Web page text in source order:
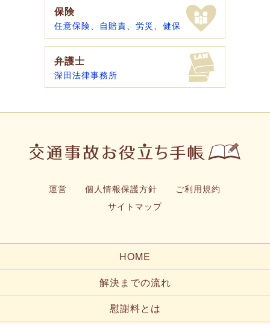
保険
任意保険、自賠責、労災、健保
弁護士
深田法律事務所
運営 個人情報保護方針
ご利用規約
サイトマップ
HOME
解決までの流れ
慰謝料とは